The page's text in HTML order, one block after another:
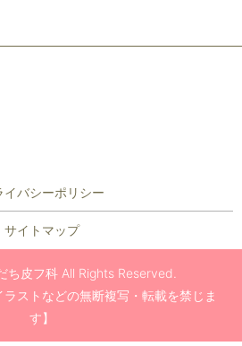
イバシーポリシー
サイトマップ
皮フ科 All Rights Reserved.
ラストなどの無断複写・転載を禁じま
す】